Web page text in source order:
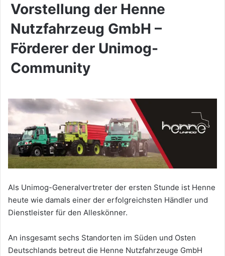
Vorstellung der Henne
Nutzfahrzeug GmbH –
Förderer der Unimog-
Community
Als Unimog-Generalvertreter der ersten Stunde ist Henne
heute wie damals einer der erfolgreichsten Händler und
Dienstleister für den Alleskönner.
An insgesamt sechs Standorten im Süden und Osten
Deutschlands betreut die Henne Nutzfahrzeuge GmbH